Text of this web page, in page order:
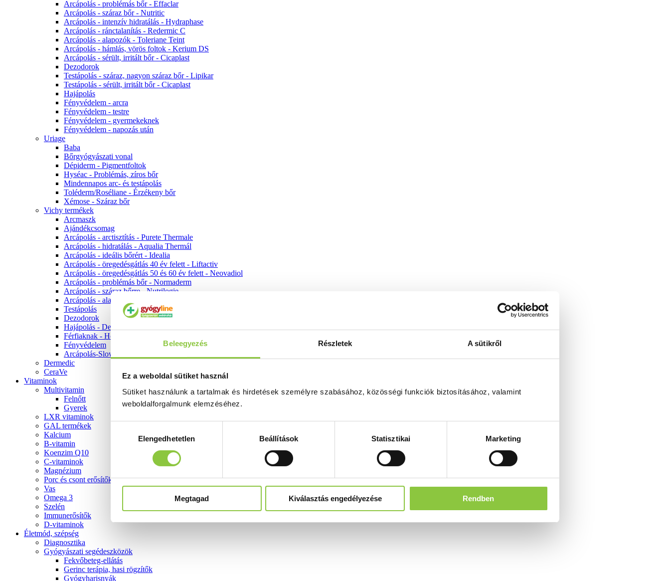
Beleegyezés Részletek A sütikről
Ez a weboldal sütiket használ
Sütiket használunk a tartalmak és hirdetések személyre szabásához, közösségi funkciók biztosításához, valamint
weboldalforgalmunk elemzéséhez.
kiválasztásaElengedhetetlen Beállítások Statisztikai Marketing
Megtagad Kiválasztás engedélyezése Rendben
Arcápolás - problémás bőr - Effaclar
Arcápolás - száraz bőr - Nutritic
Arcápolás - intenzív hidratálás - Hydraphase
Arcápolás - ránctalanítás - Redermic C
Arcápolás - alapozók - Toleriane Teint
Arcápolás - hámlás, vörös foltok - Kerium DS
Arcápolás - sérült, irritált bőr - Cicaplast
Dezodorok
Testápolás - száraz, nagyon száraz bőr - Lipikar
Testápolás - sérült, irritált bőr - Cicaplast
Hajápolás
Fényvédelem - arcra
Fényvédelem - testre
Fényvédelem - gyermekeknek
Fényvédelem - napozás után
Uriage
Baba
Bőrgyógyászati vonal
Dépiderm - Pigmentfoltok
Hyséac - Problémás, zíros bőr
Mindennapos arc- és testápolás
Toléderm/Roséliane - Érzékeny bőr
Xémose - Száraz bőr
Vichy termékek
Arcmaszk
Ajándékcsomag
Arcápolás - arctisztítás - Purete Thermale
Arcápolás - hidratálás - Aqualia Thermál
Arcápolás - ideális bőrért - Idealia
Arcápolás - öregedésgátlás 40 év felett - Liftactiv
Arcápolás - öregedésgátlás 50 és 60 év felett - Neovadiol
Arcápolás - problémás bőr - Normaderm
Arcápolás - száraz bőrre - Nutrilogie
Arcápolás - alapozók
Testápolás
Dezodorok
Hajápolás - Dercos
Férfiaknak - Homme
Fényvédelem
Arcápolás-Slow Age
Dermedic
CeraVe
Vitaminok
Multivitamin
Felnőtt
Gyerek
LXR vitaminok
GAL termékek
Kalcium
B-vitamin
Koenzim Q10
C-vitaminok
Magnézium
Porc és csont erősítők
Vas
Omega 3
Szelén
Immunerősítők
D-vitaminok
Életmód, szépség
Diagnosztika
Gyógyászati segédeszközök
Fekvőbeteg-ellátás
Gerinc terápia, hasi rögzítők
Gyógyharisnyák